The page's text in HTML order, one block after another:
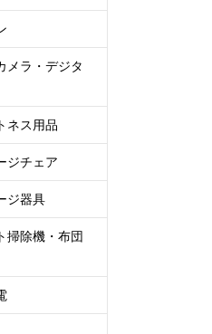
メラ・デジタ
ネス用品
ジチェア
ジ器具
掃除機・布団